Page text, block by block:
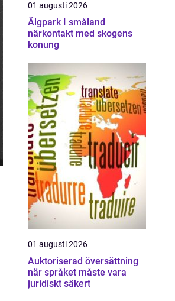
01 augusti 2026
Älgpark I småland
närkontakt med skogens
konung
01 augusti 2026
Auktoriserad översättning
när språket måste vara
juridiskt säkert